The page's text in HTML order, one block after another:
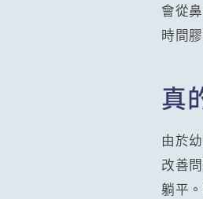
會從
時間
真
由於
改善
躺平